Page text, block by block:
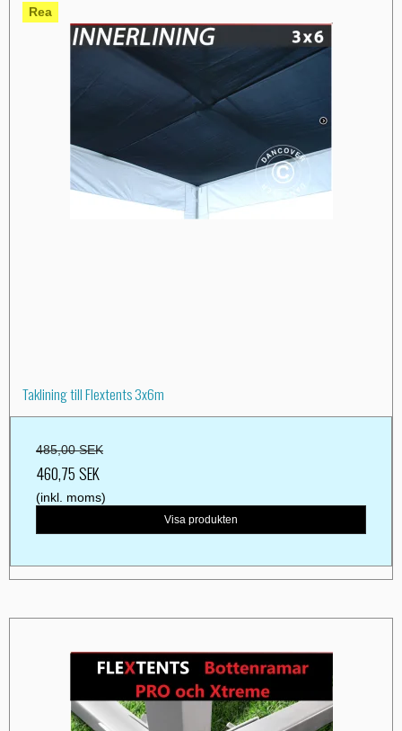
Rea
Taklining till Flextents 3x6m
485,00 SEK
460,75 SEK
(inkl. moms)
Visa produkten